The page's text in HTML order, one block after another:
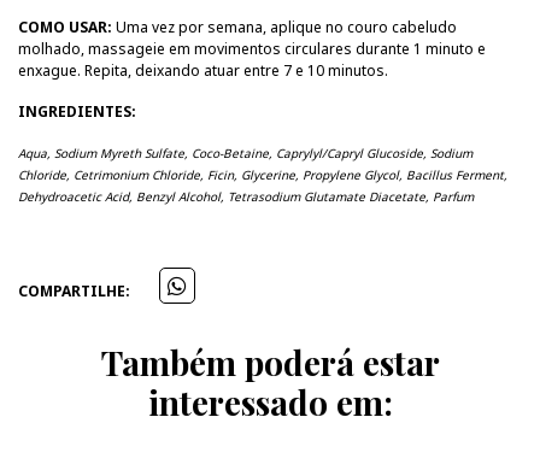
COMO USAR: Uma vez por semana, aplique no couro cabeludo
molhado, massageie em movimentos circulares durante 1 minuto e
enxague. Repita, deixando atuar entre 7 e 10 minutos.
INGREDIENTES:
Aqua, Sodium Myreth Sulfate, Coco-Betaine, Caprylyl/Capryl Glucoside, Sodium
Chloride, Cetrimonium Chloride, Ficin, Glycerine, Propylene Glycol, Bacillus Ferment,
Dehydroacetic Acid, Benzyl Alcohol, Tetrasodium Glutamate Diacetate, Parfum
COMPARTILHE:
Também poderá estar
interessado em: